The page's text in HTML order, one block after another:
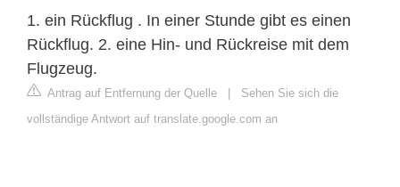
1. ein Rückflug . In einer Stunde gibt es einen
Rückflug. 2. eine Hin- und Rückreise mit dem
Flugzeug.
Antrag auf Entfernung der Quelle | Sehen Sie sich die
vollständige Antwort auf translate.google.com an